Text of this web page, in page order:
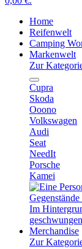
Home
Reifenwelt
Camping
Markenwelt
Zur
Cupra
Skoda
Ooono
Volkswagen
Audi
Seat
NeedIt
Porsche
Kamei
Merchandise
Zur